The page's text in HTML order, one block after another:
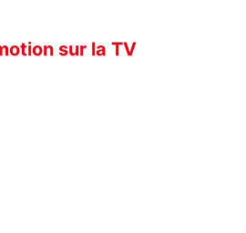
sur la TV